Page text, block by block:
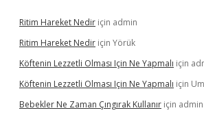
Ritim Hareket Nedir için admin
Ritim Hareket Nedir için Yörük
Köftenin Lezzetli Olması Için Ne Yapmalı için
Köftenin Lezzetli Olması Için Ne Yapmalı için
Bebekler Ne Zaman Çıngırak Kullanır için admin